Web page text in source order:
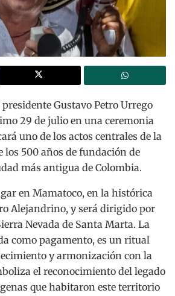
presidente Gustavo Petro Urrego
29 de julio en una ceremonia
uno de los actos centrales de la
los 500 años de fundación de
más antigua de Colombia.
en Mamatoco, en la histórica
Alejandrino, y será dirigido por
Nevada de Santa Marta. La
como pagamento, es un ritual
y armonización con la
el reconocimiento del legado
que habitaron este territorio